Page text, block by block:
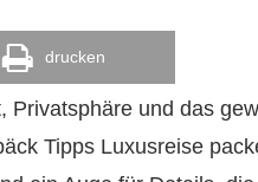
drucken
und das
Tipps Luxusreise